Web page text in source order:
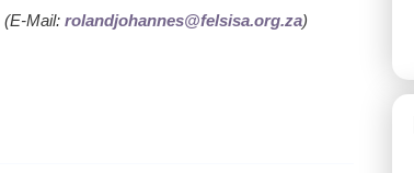
(E-Mail: rolandjohannes@felsisa.org.za)